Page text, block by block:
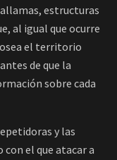
estructuras
al igual que ocurre
el territorio
de que la
sobre cada
y las
el que atacar a